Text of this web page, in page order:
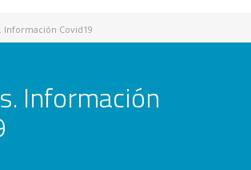
Información Covid19
Información